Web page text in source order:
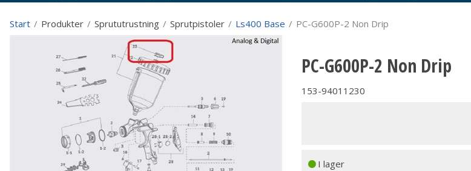
Start / Produkter / Sprututrustning / Sprutpistoler / Ls400 Base / PC-G600P-2 Non Drip
PC-G600P-2 Non Drip
153-94011230
I lager